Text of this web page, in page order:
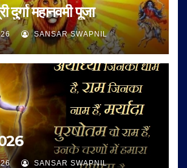
दुर्गा महानवमी पूजा
SANSAR SWAPNIL
SANSAR SWAPNIL